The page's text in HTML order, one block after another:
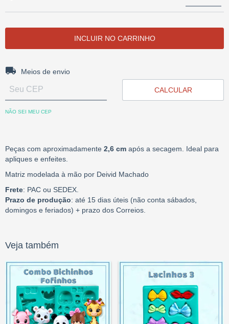
Entregas para o CEP:
Meios de envio
CALCULAR
NÃO SEI MEU CEP
Peças com aproximadamente 2,6 cm após a secagem. Ideal para
apliques e enfeites.
Matriz modelada à mão por Deivid Machado
Frete: PAC ou SEDEX.
Prazo de produção: até 15 dias úteis (não conta sábados,
domingos e feriados) + prazo dos Correios.
Veja também